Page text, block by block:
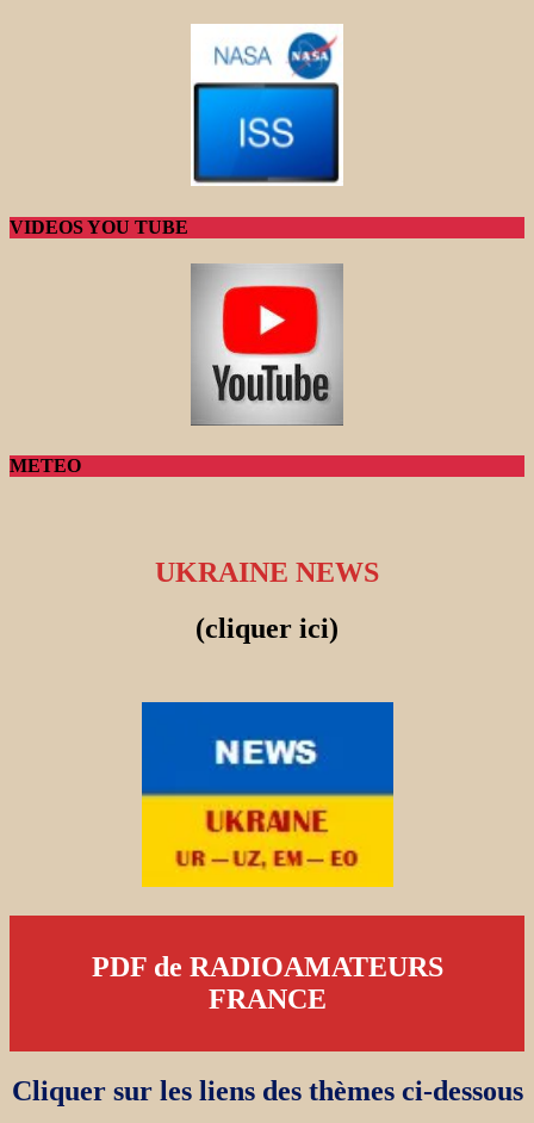
VIDEOS YOU TUBE
METEO
UKRAINE NEWS
(cliquer ici)
PDF de RADIOAMATEURS
FRANCE
Cliquer sur les liens des thèmes ci-dessous